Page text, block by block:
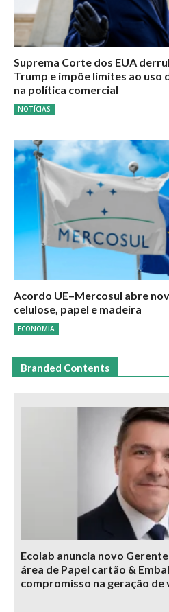
Suprema Corte dos EUA
Trump e impõe limites ao uso
na política comercial
NOTÍCIAS
Acordo UE–Mercosul abre
celulose, papel e madeira
ECONOMIA
Branded Contents
Ecolab anuncia novo
área de Papel cartão &
compromisso na geração de